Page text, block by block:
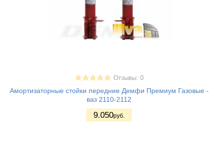
Отзывы: 0
Амортизаторные стойки передние Демфи Премиум Газовые -
ваз 2110-2112
9.050руб.